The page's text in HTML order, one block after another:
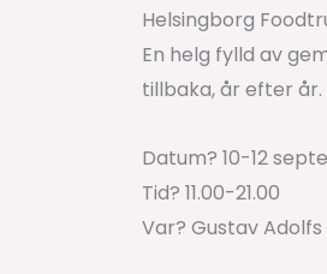
Helsingborg
En helg fylld av
tillbaka, år efter år.
Datum? 10-12
Tid? 11.00-21.00
Var? Gustav